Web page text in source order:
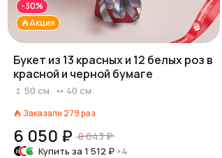
Акция
-30%
Букет из 13 красных и 12 белых роз в
красной и черной бумаге
50 см 40 см
Заказали 279раз
6 050 ₽ 8 643 ₽
Купить за 1 512 ₽ ×4